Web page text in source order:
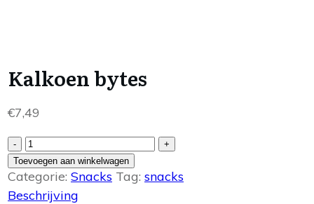
Kalkoen bytes
€7,49
-
Kalkoen
bytes
aantal
+
Toevoegen aan winkelwagen
Categorie: Snacks Tag: snacks
Beschrijving